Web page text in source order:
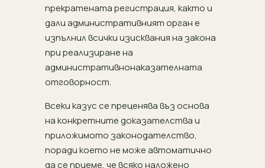
прекратената регистрация, както и
дали административният орган е
изпълнил всички изисквания на закона
при реализиране на
административнонаказателната
отговорност.
Всеки казус се преценява въз основа
на конкретните доказателства и
приложимото законодателство,
поради което не може автоматично
да се приеме, че всяко наложено